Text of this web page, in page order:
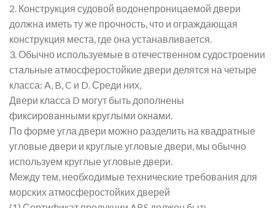
2. Конструкция судовой водонепроницаемой двери
должна иметь ту же прочность, что и ограждающая
конструкция места, где она устанавливается.
3. Обычно используемые в отечественном судостроении
стальные атмосферостойкие двери делятся на четыре
класса: A, B, C и D. Среди них,
Двери класса D могут быть дополнены
фиксированными круглыми окнами.
По форме угла двери можно разделить на квадратные
угловые двери и круглые угловые двери, мы обычно
используем круглые угловые двери.
Между тем, необходимые технические требования для
морских атмосферостойких дверей